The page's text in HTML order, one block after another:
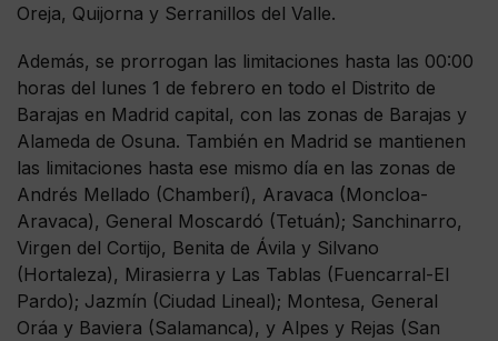
Oreja, Quijorna y Serranillos del Valle.
Además, se prorrogan las limitaciones hasta las 00:00
horas del lunes 1 de febrero en todo el Distrito de
Barajas en Madrid capital, con las zonas de Barajas y
Alameda de Osuna. También en Madrid se mantienen
las limitaciones hasta ese mismo día en las zonas de
Andrés Mellado (Chamberí), Aravaca (Moncloa-
Aravaca), General Moscardó (Tetuán); Sanchinarro,
Virgen del Cortijo, Benita de Ávila y Silvano
(Hortaleza), Mirasierra y Las Tablas (Fuencarral-El
Pardo); Jazmín (Ciudad Lineal); Montesa, General
Oráa y Baviera (Salamanca), y Alpes y Rejas (San